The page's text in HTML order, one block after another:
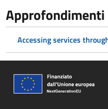
Approfondimenti
Accessing services